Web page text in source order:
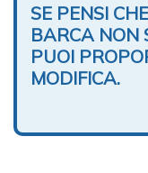
SE PENSI
BARCA NON
PUOI
MODIFICA.